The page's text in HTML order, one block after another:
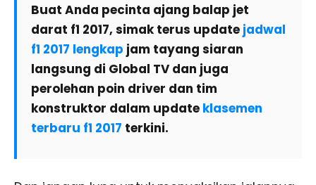
Buat Anda pecinta ajang balap jet
darat f1 2017, simak terus update jadwal
f1 2017 lengkap jam tayang siaran
langsung di Global TV dan juga
perolehan poin driver dan tim
konstruktor dalam update klasemen
terbaru f1 2017 terkini.